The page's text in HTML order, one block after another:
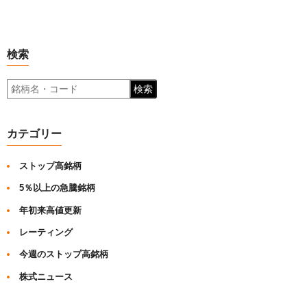
検索
検索
カテゴリー
ストップ高銘柄
5％以上の急騰銘柄
年初来高値更新
レーティング
今週のストップ高銘柄
株式ニュース